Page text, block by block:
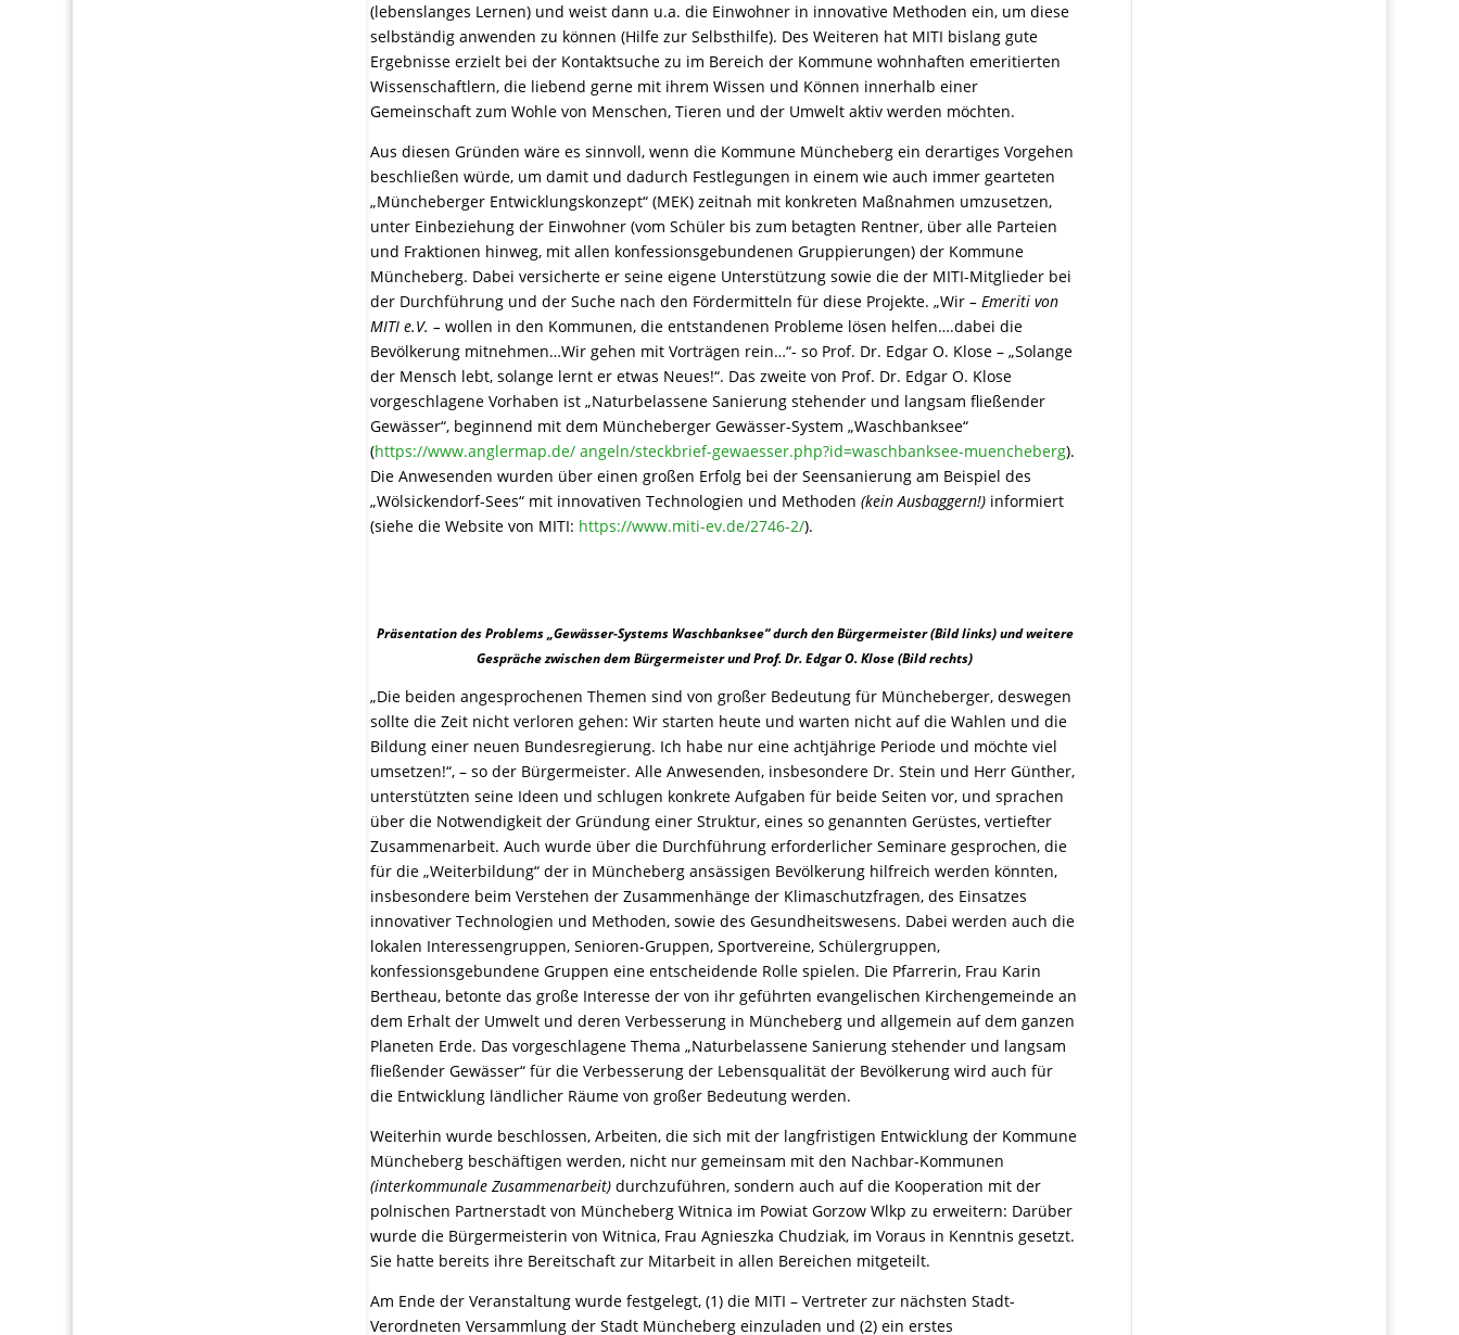
(lebenslanges Lernen) und weist dann u.a. die Einwohner in innovative Methoden ein, um diese
selbständig anwenden zu können (Hilfe zur Selbsthilfe). Des Weiteren hat MITI bislang gute
Ergebnisse erzielt bei der Kontaktsuche zu im Bereich der Kommune wohnhaften emeritierten
Wissenschaftlern, die liebend gerne mit ihrem Wissen und Können innerhalb einer
Gemeinschaft zum Wohle von Menschen, Tieren und der Umwelt aktiv werden möchten.
Aus diesen Gründen wäre es sinnvoll, wenn die Kommune Müncheberg ein derartiges Vorgehen
beschließen würde, um damit und dadurch Festlegungen in einem wie auch immer gearteten
„Müncheberger Entwicklungskonzept“ (MEK) zeitnah mit konkreten Maßnahmen umzusetzen,
unter Einbeziehung der Einwohner (vom Schüler bis zum betagten Rentner, über alle Parteien
und Fraktionen hinweg, mit allen konfessionsgebundenen Gruppierungen) der Kommune
Müncheberg. Dabei versicherte er seine eigene Unterstützung sowie die der MITI-Mitglieder bei
der Durchführung und der Suche nach den Fördermitteln für diese Projekte. „Wir– Emeriti von
MITI e.V. –wollen in den Kommunen, die entstandenen Probleme lösen helfen….dabei die
Bevölkerung mitnehmen…Wir gehen mit Vorträgen rein…“- so Prof. Dr. Edgar O. Klose – „Solange
der Mensch lebt, solange lernt er etwas Neues!“. Das zweite von Prof. Dr. Edgar O. Klose
vorgeschlagene Vorhaben ist „Naturbelassene Sanierung stehender und langsam fließender
Gewässer“, beginnend mit dem Müncheberger Gewässer-System „Waschbanksee“
(https://www.anglermap.de/ angeln/steckbrief-gewaesser.php?id=waschbanksee-muencheberg).
Die Anwesenden wurden über einen großen Erfolg bei der Seensanierung am Beispiel des
„Wölsickendorf-Sees“ mit innovativen Technologien und Methoden(kein Ausbaggern!) informiert
(siehe die Website von MITI: https://www.miti-ev.de/2746-2/).
Präsentation des Problems „Gewässer-Systems Waschbanksee“ durch den Bürgermeister (Bild links) und weitere
Gespräche zwischen dem Bürgermeister und Prof. Dr. Edgar O. Klose (Bild rechts)
„Die beiden angesprochenen Themen sind von großer Bedeutung für Müncheberger, deswegen
sollte die Zeit nicht verloren gehen: Wir starten heute und warten nicht auf die Wahlen und die
Bildung einer neuen Bundesregierung. Ich habe nur eine achtjährige Periode und möchte viel
umsetzen!“, – so der Bürgermeister. Alle Anwesenden, insbesondere Dr. Stein und Herr Günther,
unterstützten seine Ideen und schlugen konkrete Aufgaben für beide Seiten vor, und sprachen
über die Notwendigkeit der Gründung einer Struktur, eines so genannten Gerüstes, vertiefter
Zusammenarbeit. Auch wurde über die Durchführung erforderlicher Seminare gesprochen, die
für die „Weiterbildung“ der in Müncheberg ansässigen Bevölkerung hilfreich werden könnten,
insbesondere beim Verstehen der Zusammenhänge der Klimaschutzfragen, des Einsatzes
innovativer Technologien und Methoden, sowie des Gesundheitswesens. Dabei werden auch die
lokalen Interessengruppen, Senioren-Gruppen, Sportvereine, Schülergruppen,
konfessionsgebundene Gruppen eine entscheidende Rolle spielen. Die Pfarrerin, Frau Karin
Bertheau, betonte das große Interesse der von ihr geführten evangelischen Kirchengemeinde an
dem Erhalt der Umwelt und deren Verbesserung in Müncheberg und allgemein auf dem ganzen
Planeten Erde. Das vorgeschlagene Thema „Naturbelassene Sanierung stehender und langsam
fließender Gewässer“ für die Verbesserung der Lebensqualität der Bevölkerung wird auch für
die Entwicklung ländlicher Räume von großer Bedeutung werden.
Weiterhin wurde beschlossen, Arbeiten, die sich mit der langfristigen Entwicklung der Kommune
Müncheberg beschäftigen werden, nicht nur gemeinsam mit den Nachbar-Kommunen
(interkommunale Zusammenarbeit)durchzuführen, sondern auch auf die Kooperation mit der
polnischen Partnerstadt von Müncheberg Witnica im Powiat Gorzow Wlkp zu erweitern: Darüber
wurde die Bürgermeisterin von Witnica, Frau Agnieszka Chudziak, im Voraus in Kenntnis gesetzt.
Sie hatte bereits ihre Bereitschaft zur Mitarbeit in allen Bereichen mitgeteilt.
Am Ende der Veranstaltung wurde festgelegt, (1) die MITI – Vertreter zur nächsten Stadt-
Verordneten Versammlung der Stadt Müncheberg einzuladen und (2) ein erstes